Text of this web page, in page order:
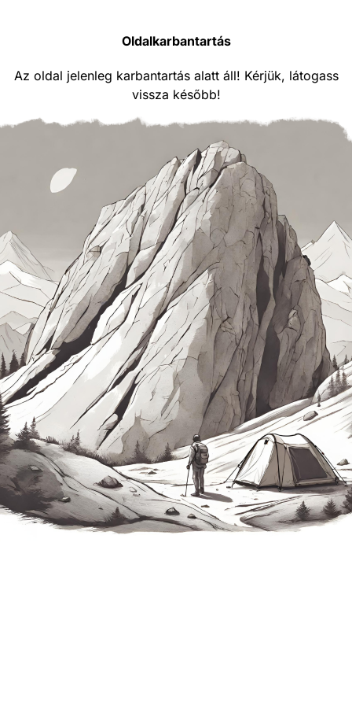
Oldalkarbantartás
Az oldal jelenleg karbantartás alatt áll! Kérjük, látogass
vissza később!